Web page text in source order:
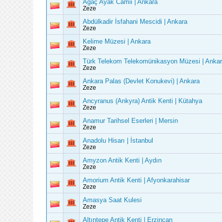
Ağaç Ayak Camii | Ankara
Zeze
Abdülkadir İsfahani Mescidi | Ankara
Zeze
Kelime Müzesi | Ankara
Zeze
Türk Telekom Telekomünikasyon Müzesi |
Zeze
Ankara Palas (Devlet Konukevi) | Ankara
Zeze
Ancyranus (Ankyra) Antik Kenti | Kütahya
Zeze
Anamur Tarihsel Eserleri | Mersin
Zeze
Anadolu Hisarı | İstanbul
Zeze
Amyzon Antik Kenti | Aydın
Zeze
Amorium Antik Kenti | Afyonkarahisar
Zeze
Amasya Saat Kulesi
Zeze
Altıntepe Antik Kenti | Erzincan